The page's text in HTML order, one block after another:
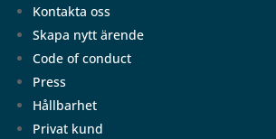
Kontakta oss
Skapa nytt ärende
Code of conduct
Press
Hållbarhet
Privat kund